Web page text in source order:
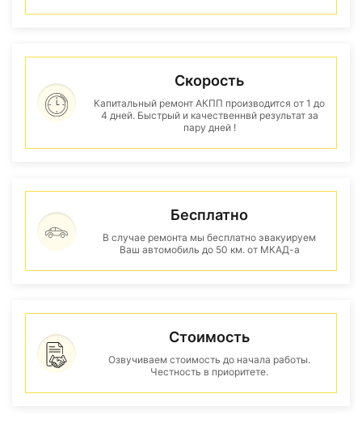
Скорость
Капитальный ремонт АКПП производится от 1 до
4 дней. Быстрый и качественнвй результат за
пару дней !
Бесплатно
В случае ремонта мы бесплатно эвакуируем
Ваш автомобиль до 50 км. от МКАД-а
Стоимость
Озвучиваем стоимость до начала работы.
Честность в приоритете.